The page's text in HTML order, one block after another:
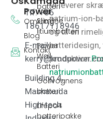
Vi leverer
natrium-ion-
og til en
produktion.
batteri
Slimline
litiumbatteri
Power
Wall
Batteri
Golfvognens
batteri
Lifepo4
batteripakke
Power
Omkring
Blog
Kontakt
Tlf: +86
18617118946
E-mail:
Building 4,
Mashaxuda
High-tech